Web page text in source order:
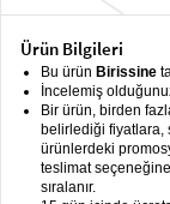
Dış
Giyim
Tesettür
Giyim
keyboard_arrow_down
Büyük
Bedenkeyboard_arrow_down
Ürün Bilgileri
Bu ürün Birissine
İncelemiş
Bir ürün, birden
belirlediği fiyatlara,
ürünlerdeki
teslimat
sıralanır.